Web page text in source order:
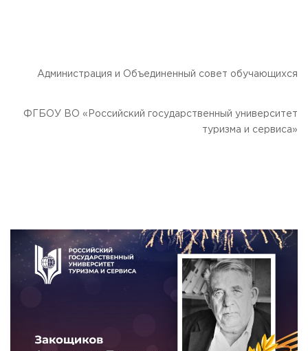
Администрация и Объединенный совет обучающихся
ФГБОУ ВО «Российский государственный университет
туризма и сервиса»